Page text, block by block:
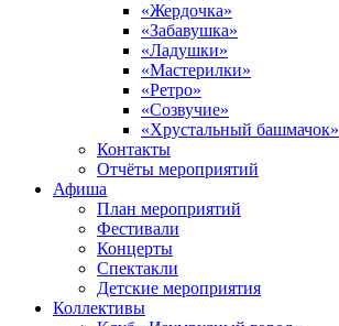
«Жердочка»
«Забавушка»
«Ладушки»
«Мастерилки»
«Ретро»
«Созвучие»
«Хрустальный башмачок»
Контакты
Отчёты мероприятий
Афиша
План мероприятий
Фестивали
Концерты
Спектакли
Детские мероприятия
Коллективы